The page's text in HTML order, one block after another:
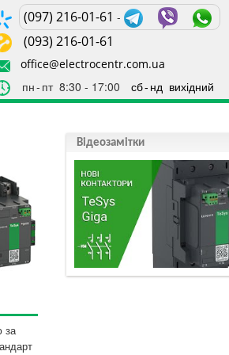
(097) 216-01-61 -
(093) 216-01-61
office@electrocentr.com.ua
пн ‐ пт8:30 ‐ 17:00 сб ‐ нд вихідний
за
Відеозамітки